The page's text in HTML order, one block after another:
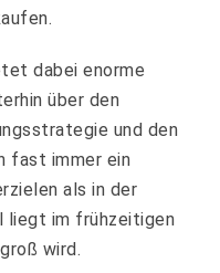
dabei enorme
über den
und den
fast immer ein
als in der
liegt im frühzeitigen
wird.